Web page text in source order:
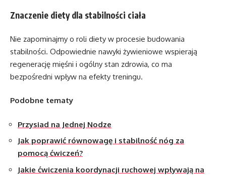
Znaczenie diety dla stabilności ciała
Nie zapominajmy o roli diety w procesie budowania
stabilności. Odpowiednie nawyki żywieniowe wspierają
regenerację mięśni i ogólny stan zdrowia, co ma
bezpośredni wpływ na efekty treningu.
Podobne tematy
Przysiad na Jednej Nodze
Jak poprawić równowagę i stabilność nóg za
pomocą ćwiczeń?
Jakie ćwiczenia koordynacji ruchowej wpływają na